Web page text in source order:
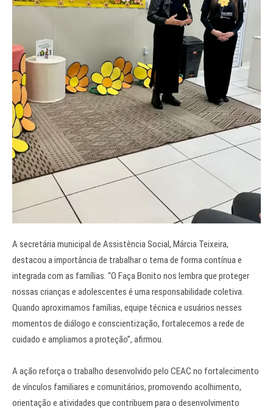
A secretária municipal de Assistência Social, Márcia Teixeira,
destacou a importância de trabalhar o tema de forma contínua e
integrada com as famílias. “O Faça Bonito nos lembra que proteger
nossas crianças e adolescentes é uma responsabilidade coletiva.
Quando aproximamos famílias, equipe técnica e usuários nesses
momentos de diálogo e conscientização, fortalecemos a rede de
cuidado e ampliamos a proteção”, afirmou.
A ação reforça o trabalho desenvolvido pelo CEAC no fortalecimento
de vínculos familiares e comunitários, promovendo acolhimento,
orientação e atividades que contribuem para o desenvolvimento